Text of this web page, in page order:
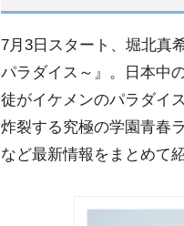
7月3日スタート、堀北真
パラダイス～』。日本中
徒がイケメンのパラダイ
炸裂する究極の学園青春
など最新情報をまとめて紹